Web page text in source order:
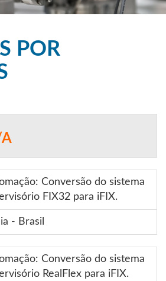
POR
Conversão do sistema
FIX32 para iFIX.
- Brasil
Conversão do sistema
RealFlex para iFIX.